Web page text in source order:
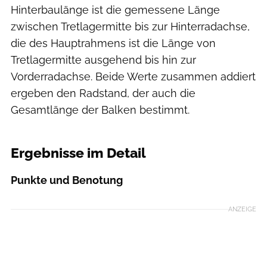
Hinterbaulänge ist die gemessene Länge
zwischen Tretlagermitte bis zur Hinterradachse,
die des Hauptrahmens ist die Länge von
Tretlagermitte ausgehend bis hin zur
Vorderradachse. Beide Werte zusammen addiert
ergeben den Radstand, der auch die
Gesamtlänge der Balken bestimmt.
Ergebnisse im Detail
Punkte und Benotung
ANZEIGE